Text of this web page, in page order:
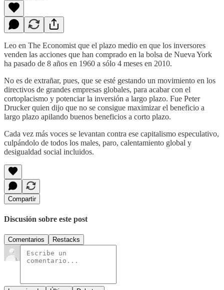
Leo en The Economist que el plazo medio en que los inversores
venden las acciones que han comprado en la bolsa de Nueva York
ha pasado de 8 años en 1960 a sólo 4 meses en 2010.
No es de extrañar, pues, que se esté gestando un movimiento en los
directivos de grandes empresas globales, para acabar con el
cortoplacismo y potenciar la inversión a largo plazo. Fue Peter
Drucker quien dijo que no se consigue maximizar el beneficio a
largo plazo apilando buenos beneficios a corto plazo.
Cada vez más voces se levantan contra ese capitalismo especulativo,
culpándolo de todos los males, paro, calentamiento global y
desigualdad social incluidos.
Compartir
Discusión sobre este post
Comentarios Restacks